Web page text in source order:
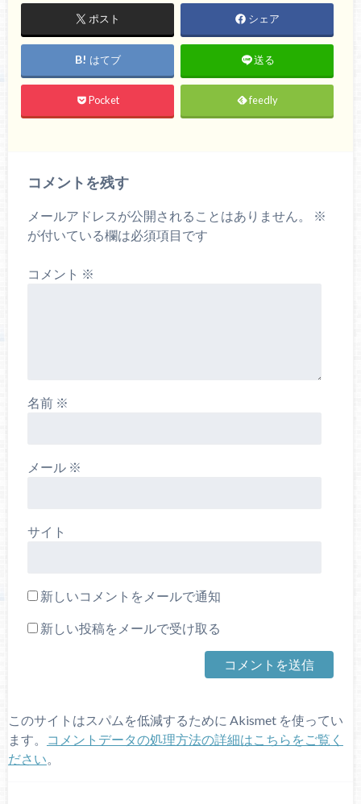
ポスト シェア
はてブ 送る
Pocket feedly
コメントを残す
メールアドレスが公開されることはありません。
※
が付いている欄は必須項目です
コメント ※
名前 ※
メール ※
サイト
新しいコメントをメールで通知
新しい投稿をメールで受け取る
このサイトはスパムを低減するために Akismet を使ってい
ます。
コメントデータの処理方法の詳細はこちらをご覧く
ださい。